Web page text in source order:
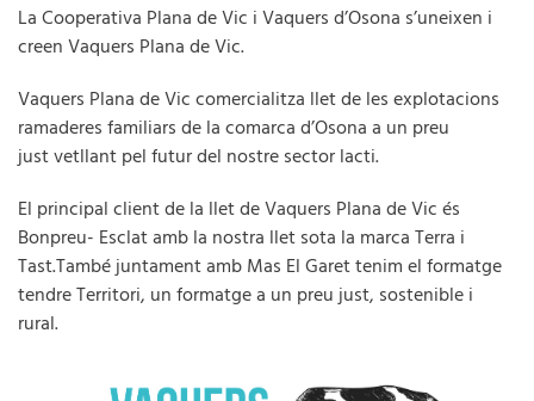
La Cooperativa Plana de Vic i Vaquers d’Osona s’uneixen i
creen Vaquers Plana de Vic.
Vaquers Plana de Vic comercialitza llet de les explotacions
ramaderes familiars de la comarca d’Osona a un preu
just vetllant pel futur del nostre sector lacti.
El principal client de la llet de Vaquers Plana de Vic és
Bonpreu- Esclat amb la nostra llet sota la marca Terra i
Tast.També juntament amb Mas El Garet tenim el formatge
tendre Territori, un formatge a un preu just, sostenible i
rural.